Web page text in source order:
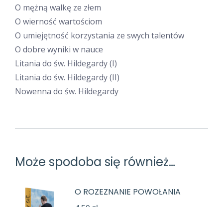
O mężną walkę ze złem
O wierność wartościom
O umiejętność korzystania ze swych talentów
O dobre wyniki w nauce
Litania do św. Hildegardy (I)
Litania do św. Hildegardy (II)
Nowenna do św. Hildegardy
Może spodoba się również…
O ROZEZNANIE POWOŁANIA